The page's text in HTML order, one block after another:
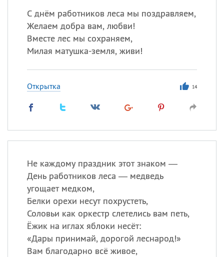
С днём работников леса мы поздравляем,
Желаем добра вам, любви!
Вместе лес мы сохраняем,
Милая матушка-земля, живи!
Открытка 14
Не каждому праздник этот знаком —
День работников леса — медведь
угощает медком,
Белки орехи несут похрустеть,
Соловьи как оркестр слетелись вам петь,
Ёжик на иглах яблоки несёт:
«Дары принимай, дорогой леснарод!»
Вам благодарно всё живое,
ИМЕНА
Все
происхождение